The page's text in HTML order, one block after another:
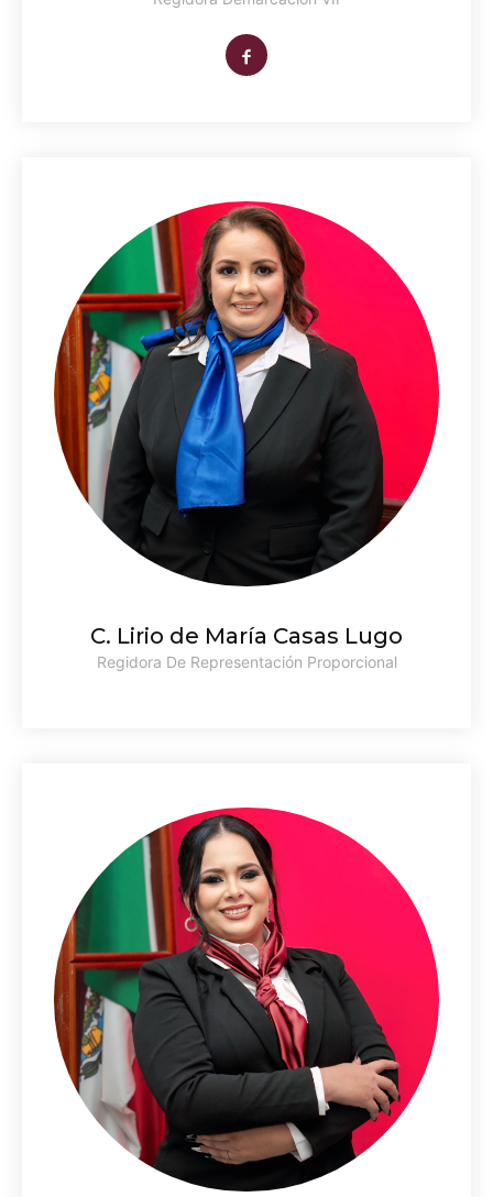
C. Lirio de María Casas Lugo
Regidora De Representación Proporcional